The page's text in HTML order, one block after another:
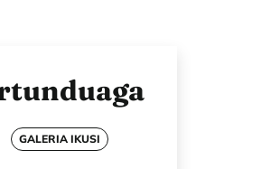
GALERIA IKUSI